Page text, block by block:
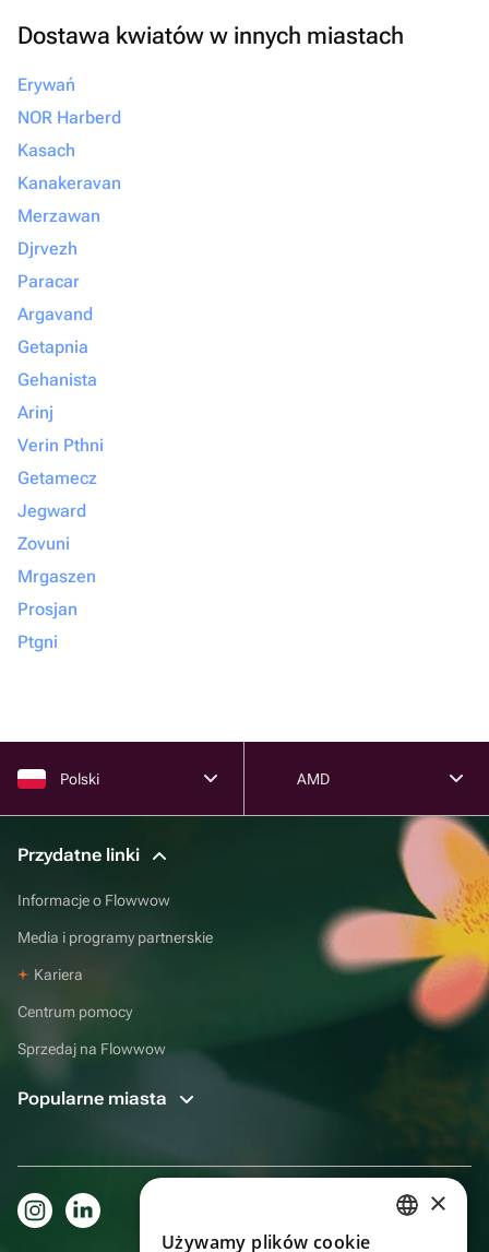
Dostawa kwiatów w innych miastach
Erywań
NOR Harberd
Kasach
Kanakeravan
Merzawan
Djrvezh
Paracar
Argavand
Getapnia
Gehanista
Arinj
Verin Pthni
Getamecz
Jegward
Zovuni
Mrgaszen
Prosjan
Ptgni
Polski AMD
Przydatne linki
Informacje o Flowwow
Media i programy partnerskie
Kariera
Centrum pomocy
Sprzedaj na Flowwow
Popularne miasta
×
Używamy plików cookie